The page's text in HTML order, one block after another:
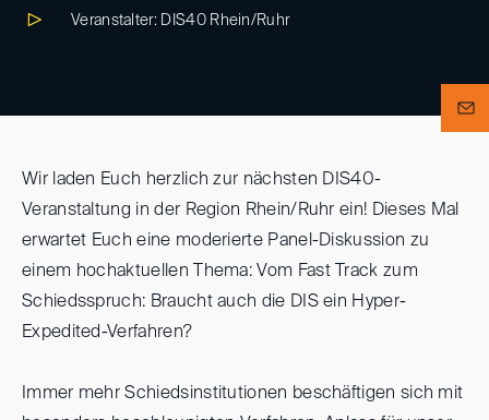
Veranstalter: DIS40 Rhein/Ruhr
Wir laden Euch herzlich zur nächsten DIS40-
Veranstaltung in der Region Rhein/Ruhr ein! Dieses Mal
erwartet Euch eine moderierte Panel-Diskussion zu
einem hochaktuellen Thema: Vom Fast Track zum
Schiedsspruch: Braucht auch die DIS ein Hyper-
Expedited-Verfahren?
Immer mehr Schiedsinstitutionen beschäftigen sich mit